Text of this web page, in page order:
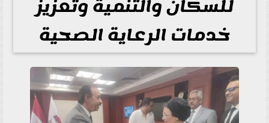
للسكان والتنمية وتعزيز
خدمات الرعاية الصحية